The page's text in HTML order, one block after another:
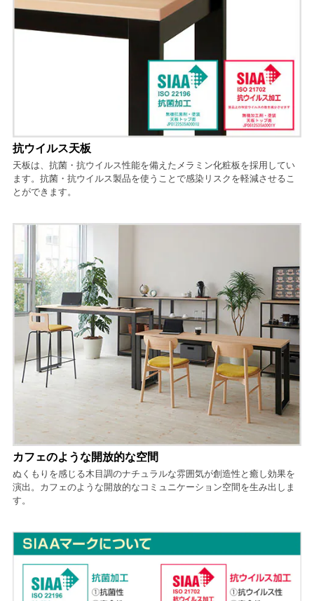
抗ウイルス天板
天板は、抗菌・抗ウイルス性能を備えたメラミン化粧板を採用してい
ます。抗菌・抗ウイルス製品を使うことで感染リスクを軽減させるこ
とができます。
カフェのような開放的な空間
ぬくもりを感じる木目調のナチュラルな雰囲気が創造性と癒し効果を
演出。カフェのような開放的なコミュニケーション空間を生み出しま
す。